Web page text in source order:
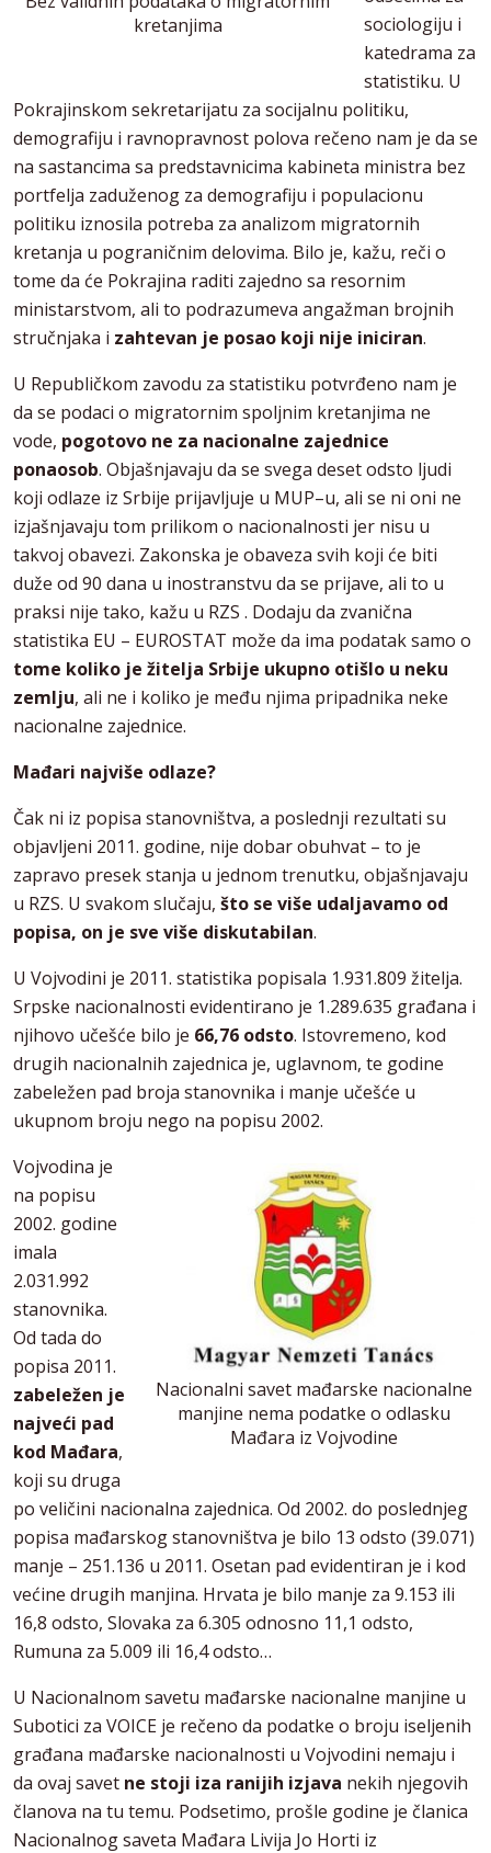
kretanjima
sociologiju i
katedrama za
statistiku. U
Pokrajinskom sekretarijatu za socijalnu politiku,
demografiju i ravnopravnost polova rečeno nam je da se
na sastancima sa predstavnicima kabineta ministra bez
portfelja zaduženog za demografiju i populacionu
politiku iznosila potreba za analizom migratornih
kretanja u pograničnim delovima. Bilo je, kažu, reči o
tome da će Pokrajina raditi zajedno sa resornim
ministarstvom, ali to podrazumeva angažman brojnih
stručnjaka i zahtevan je posao koji nije iniciran.
U Republičkom zavodu za statistiku potvrđeno nam je
da se podaci o migratornim spoljnim kretanjima ne
vode, pogotovo ne za nacionalne zajednice
ponaosob. Objašnjavaju da se svega deset odsto ljudi
koji odlaze iz Srbije prijavljuje u MUP–u, ali se ni oni ne
izjašnjavaju tom prilikom o nacionalnosti jer nisu u
takvoj obavezi. Zakonska je obaveza svih koji će biti
duže od 90 dana u inostranstvu da se prijave, ali to u
praksi nije tako, kažu u RZS . Dodaju da zvanična
statistika EU – EUROSTAT može da ima podatak samo o
tome koliko je žitelja Srbije ukupno otišlo u neku
zemlju, ali ne i koliko je među njima pripadnika neke
nacionalne zajednice.
Mađari najviše odlaze?
Čak ni iz popisa stanovništva, a poslednji rezultati su
objavljeni 2011. godine, nije dobar obuhvat – to je
zapravo presek stanja u jednom trenutku, objašnjavaju
u RZS. U svakom slučaju, što se više udaljavamo od
popisa, on je sve više diskutabilan.
U Vojvodini je 2011. statistika popisala 1.931.809 žitelja.
Srpske nacionalnosti evidentirano je 1.289.635 građana i
njihovo učešće bilo je 66,76 odsto. Istovremeno, kod
drugih nacionalnih zajednica je, uglavnom, te godine
zabeležen pad broja stanovnika i manje učešće u
ukupnom broju nego na popisu 2002.
Nacionalni savet mađarske nacionalne
manjine nema podatke o odlasku
Mađara iz Vojvodine
Vojvodina je
na popisu
2002. godine
imala
2.031.992
stanovnika.
Od tada do
popisa 2011.
zabeležen je
najveći pad
kod Mađara,
koji su druga
po veličini nacionalna zajednica. Od 2002. do poslednjeg
popisa mađarskog stanovništva je bilo 13 odsto (39.071)
manje – 251.136 u 2011. Osetan pad evidentiran je i kod
većine drugih manjina. Hrvata je bilo manje za 9.153 ili
16,8 odsto, Slovaka za 6.305 odnosno 11,1 odsto,
Rumuna za 5.009 ili 16,4 odsto…
U Nacionalnom savetu mađarske nacionalne manjine u
Subotici za VOICE je rečeno da podatke o broju iseljenih
građana mađarske nacionalnosti u Vojvodini nemaju i
da ovaj savet ne stoji iza ranijih izjava nekih njegovih
članova na tu temu. Podsetimo, prošle godine je članica
Nacionalnog saveta Mađara Livija Jo Horti iz